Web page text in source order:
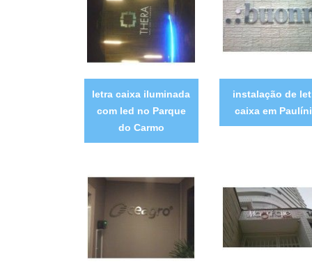
letra caixa iluminada
com led no Parque
do Carmo
instalação de
caixa em